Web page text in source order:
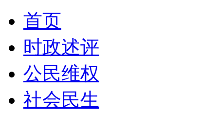
首页
时政述评
公民维权
社会民生